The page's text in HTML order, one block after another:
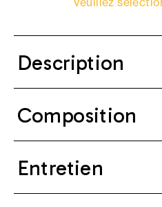
Description
Composition
Entretien